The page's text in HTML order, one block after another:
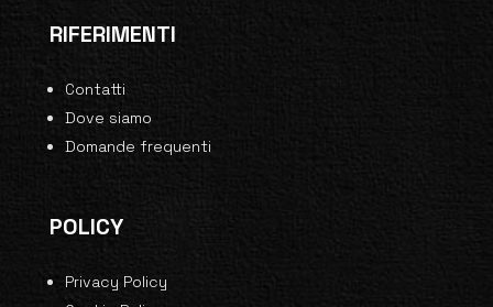
RIFERIMENTI
Contatti
Dove siamo
Domande frequenti
POLICY
Privacy Policy